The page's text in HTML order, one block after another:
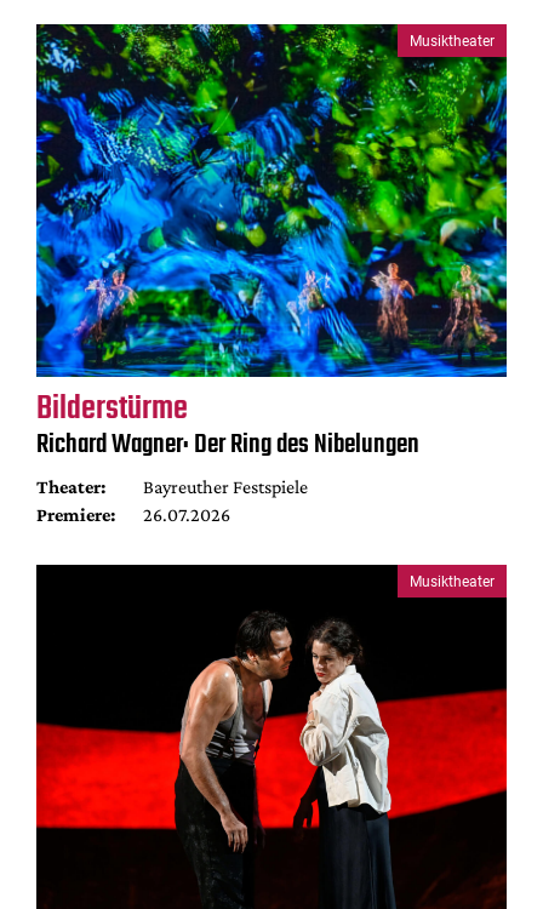
Musiktheater
Bilderstürme
Richard Wagner: Der Ring des Nibelungen
Theater:
Bayreuther Festspiele
Premiere:
26.07.2026
Musiktheater